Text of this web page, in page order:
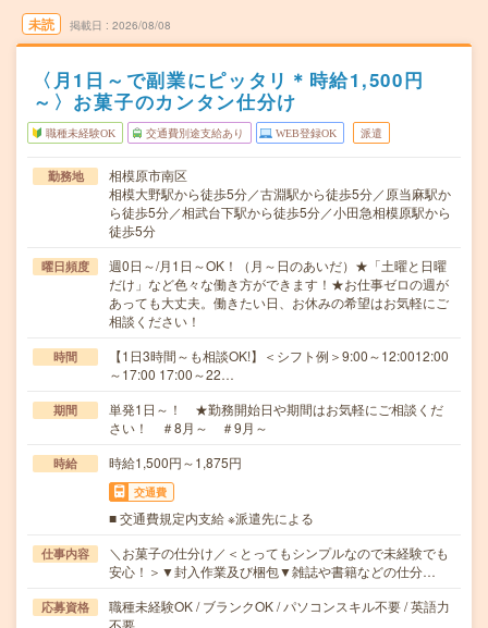
未読 掲載日 2026/08/08
〈月1日～で副業にピッタリ＊時給1,500円
～〉お菓子のカンタン仕分け
職種未経験OK 交通費別途支給あり WEB登録OK 派遣
勤務地
相模原市南区
相模大野駅から徒歩5分／古淵駅から徒歩5分／原当麻駅か
ら徒歩5分／相武台下駅から徒歩5分／小田急相模原駅から
徒歩5分
曜日頻度
週0日～/月1日～OK！（月～日のあいだ）★「土曜と日曜
だけ」など色々な働き方ができます！★お仕事ゼロの週が
あっても大丈夫。働きたい日、お休みの希望はお気軽にご
相談ください！
時間
【1日3時間～も相談OK!】＜シフト例＞9:00～12:0012:00
～17:00 17:00～22…
期間
単発1日～！ ★勤務開始日や期間はお気軽にご相談くだ
さい！ ＃8月～ ＃9月～
時給 時給1,500円～1,875円
交通費
■ 交通費規定内支給 ※派遣先による
仕事内容
＼お菓子の仕分け／＜とってもシンプルなので未経験でも
安心！＞▼封入作業及び梱包▼雑誌や書籍などの仕分…
応募資格
職種未経験OK / ブランクOK / パソコンスキル不要 / 英語力
不要